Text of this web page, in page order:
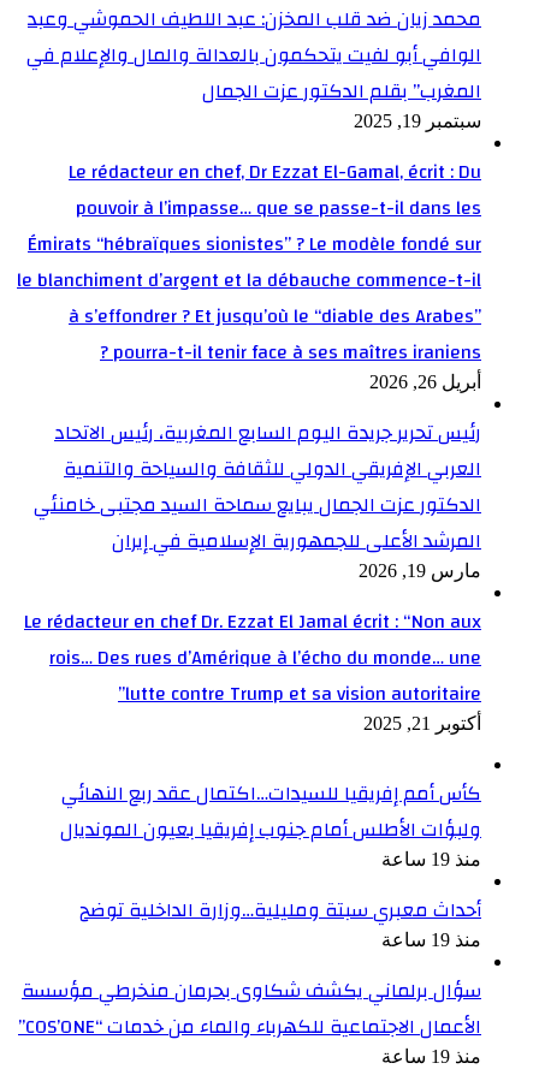
محمد زيان ضد قلب المخزن: عبد اللطيف الحموشي وعبد
الوافي أبو لفيت يتحكمون بالعدالة والمال والإعلام في
المغرب” بقلم الدكتور عزت الجمال
سبتمبر 19, 2025
Le rédacteur en chef, Dr Ezzat El-Gamal, écrit : Du
pouvoir à l’impasse… que se passe-t-il dans les
Émirats “hébraïques sionistes” ? Le modèle fondé sur
le blanchiment d’argent et la débauche commence-t-il
à s’effondrer ? Et jusqu’où le “diable des Arabes”
pourra-t-il tenir face à ses maîtres iraniens ?
أبريل 26, 2026
رئيس تحرير جريدة اليوم السابع المغربية، رئيس الاتحاد
العربي الإفريقي الدولي للثقافة والسياحة والتنمية
الدكتور عزت الجمال يبايع سماحة السيد مجتبى خامنئي
المرشد الأعلى للجمهورية الإسلامية في إيران
مارس 19, 2026
Le rédacteur en chef Dr. Ezzat El Jamal écrit : “Non aux
rois… Des rues d’Amérique à l’écho du monde… une
lutte contre Trump et sa vision autoritaire”
أكتوبر 21, 2025
كأس أمم إفريقيا للسيدات…اكتمال عقد ربع النهائي
ولبؤات الأطلس أمام جنوب إفريقيا بعيون المونديال
منذ 19 ساعة
أحداث معبري سبتة ومليلية…وزارة الداخلية توضح
منذ 19 ساعة
سؤال برلماني يكشف شكاوى بحرمان منخرطي مؤسسة
الأعمال الاجتماعية للكهرباء والماء من خدمات “COS’ONE”
منذ 19 ساعة